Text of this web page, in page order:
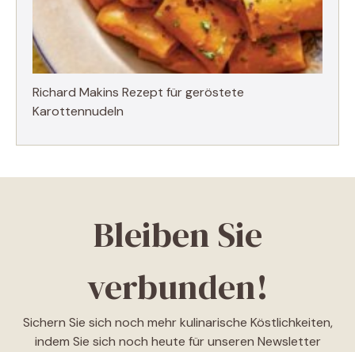
Richard Makins Rezept für geröstete
Karottennudeln
Bleiben Sie
verbunden!
Sichern Sie sich noch mehr kulinarische Köstlichkeiten,
indem Sie sich noch heute für unseren Newsletter